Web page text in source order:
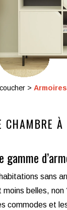
> Armoires
CHAMBRE À
gamme
sans
belles, non
commodes et